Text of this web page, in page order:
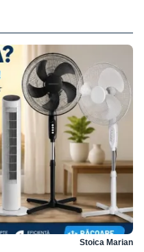
Stoica Marian